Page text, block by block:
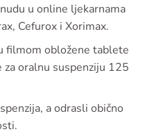
u online ljekarnama
Cefurox i Xorimax.
filmom obložene tablete
oralnu suspenziju 125
a odrasli obično